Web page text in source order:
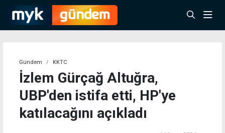
Gündem KKTC
İzlem Gürçağ Altuğra,
UBP'den istifa etti, HP'ye
katılacağını açıkladı